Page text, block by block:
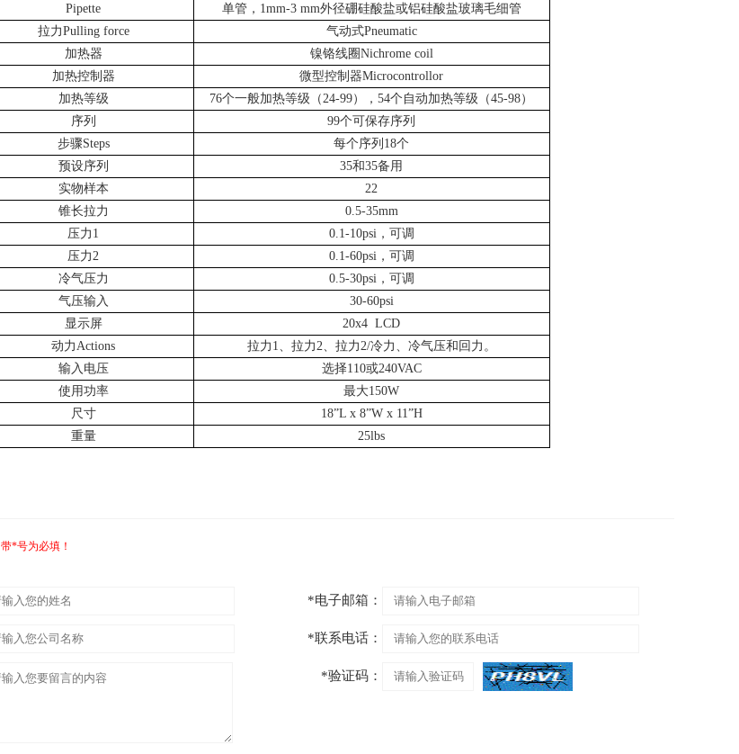
Pipette
单管， 1mm-3 mm外径硼硅酸盐或铝硅酸盐玻璃毛细管
拉力Pulling force 气动式Pneumatic
加热器
镍铬线圈Nichrome coil
加热控制器
微型控制器Microcontrollor
加热等级
76个一般加热等级（ 24-99）， 54个自动加热等级（45-98）
序列
99个可保存序列
步骤Steps 每个序列 18个
预设序列
35和35备用
实物样本
22
锥长拉力
0.5-35mm
压力 1
0.1-10psi，可调
压力 2
0.1-60psi，可调
冷气压力
0.5-30psi，可调
气压输入
30-60psi
显示屏
20x4 LCD
动力 Actions 拉力 1 、拉力 2 、拉力 2/冷力、冷气压和回力。
输入电压
选择110或240VAC
使用功率
最大150W
尺寸
18”L x 8”W x 11”H
重量
25lbs
带*号为必填！
*电子邮箱：
*联系电话：
*验证码：